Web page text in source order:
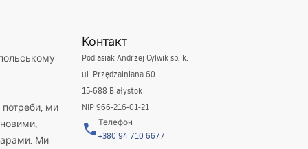
потреби, ми
Ми
Контакт
Podlasiak Andrzej Cylwik sp. k.
ul. Przędzalniana 60
15-688 Białystok
NIP 966-216-01-21
Телефон
+380 94 710 6677